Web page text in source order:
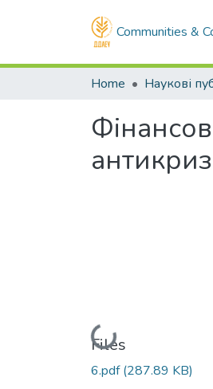
Communities &
Home Наукові
Loading...
Files
6.pdf(287.89 KB)